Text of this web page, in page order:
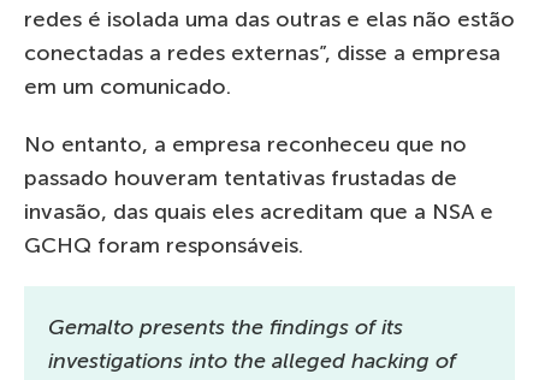
redes é isolada uma das outras e elas não estão
conectadas a redes externas”, disse a empresa
em um comunicado.
No entanto, a empresa reconheceu que no
passado houveram tentativas frustadas de
invasão, das quais eles acreditam que a NSA e
GCHQ foram responsáveis.
Gemalto presents the findings of its
investigations into the alleged hacking of